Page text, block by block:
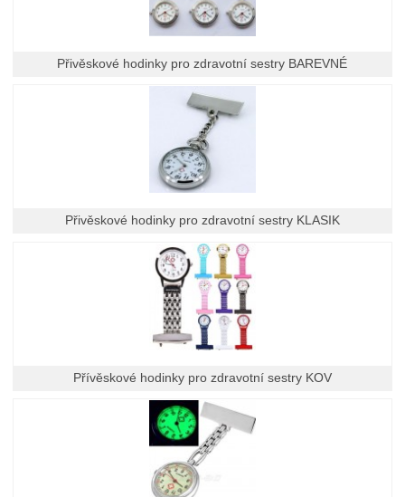
Přivěskové hodinky pro zdravotní sestry BAREVNÉ
Přivěskové hodinky pro zdravotní sestry KLASIK
Přívěskové hodinky pro zdravotní sestry KOV